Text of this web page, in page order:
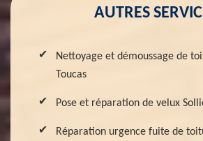
AUTRES
Nettoyage et démoussage de
Toucas
Pose et réparation de velux
Réparation urgence fuite de